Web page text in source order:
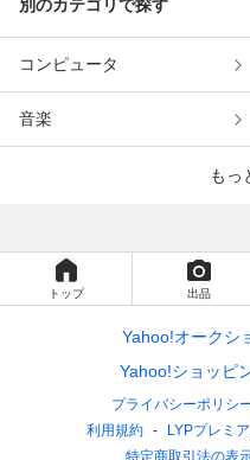
別のカテゴリで探す
コンピュータ
音楽
もっ
トップ 出品
Yahoo!オークシ
Yahoo!ショッピ
プライバシーポリシ
利用規約
LYPプレミ
特定商取引法の表